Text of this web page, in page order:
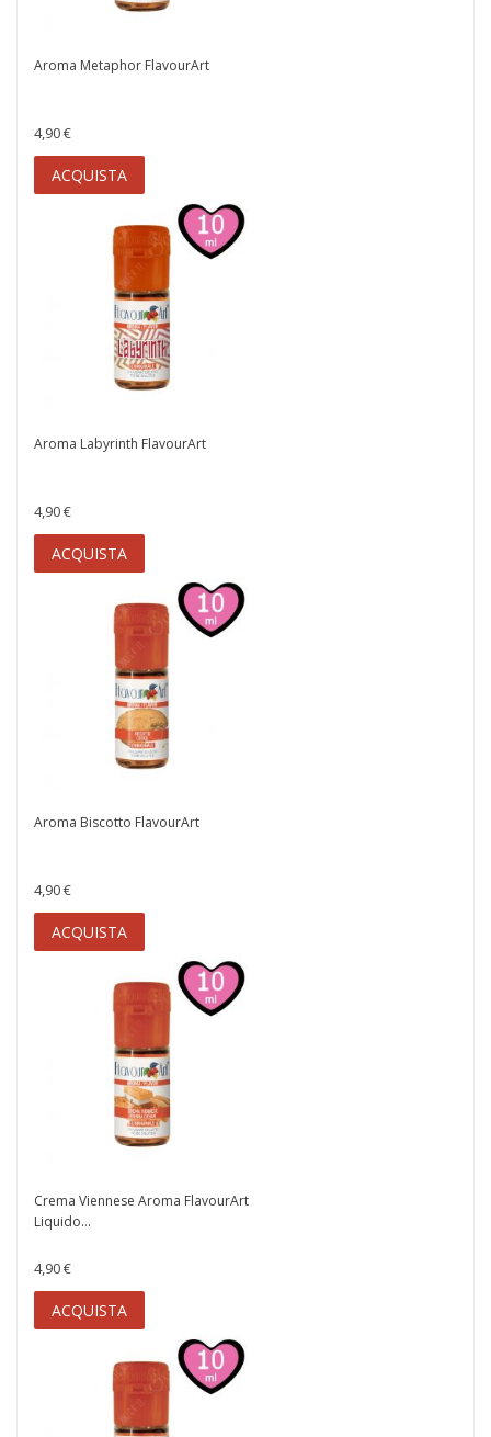
Aroma Metaphor FlavourArt
4,90 €
ACQUISTA
Aroma Labyrinth FlavourArt
4,90 €
ACQUISTA
Aroma Biscotto FlavourArt
4,90 €
ACQUISTA
Crema Viennese Aroma FlavourArt
Liquido...
4,90 €
ACQUISTA